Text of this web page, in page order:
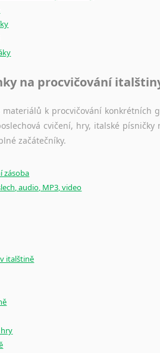
na procvičování
materiálů k procvičování
cvičení, hry, italské
začátečníky.
zásoba
audio, MP3, video
italštině